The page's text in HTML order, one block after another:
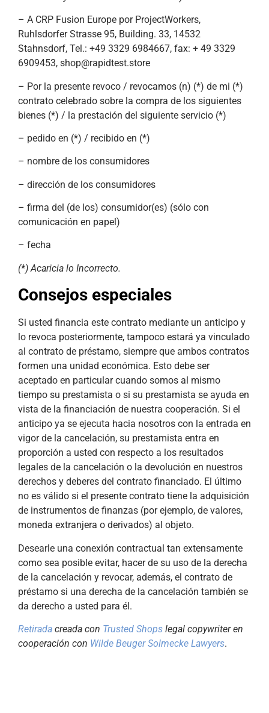
– A CRP Fusion Europe por ProjectWorkers,
Ruhlsdorfer Strasse 95, Building. 33, 14532
Stahnsdorf, Tel.: +49 3329 6984667, fax: + 49 3329
6909453, shop@rapidtest.store
– Por la presente revoco / revocamos (n) (*) de mi (*)
contrato celebrado sobre la compra de los siguientes
bienes (*) / la prestación del siguiente servicio (*)
– pedido en (*) / recibido en (*)
– nombre de los consumidores
– dirección de los consumidores
– firma del (de los) consumidor(es) (sólo con
comunicación en papel)
– fecha
(*) Acaricia lo Incorrecto.
Consejos especiales
Si usted financia este contrato mediante un anticipo y
lo revoca posteriormente, tampoco estará ya vinculado
al contrato de préstamo, siempre que ambos contratos
formen una unidad económica. Esto debe ser
aceptado en particular cuando somos al mismo
tiempo su prestamista o si su prestamista se ayuda en
vista de la financiación de nuestra cooperación. Si el
anticipo ya se ejecuta hacia nosotros con la entrada en
vigor de la cancelación, su prestamista entra en
proporción a usted con respecto a los resultados
legales de la cancelación o la devolución en nuestros
derechos y deberes del contrato financiado. El último
no es válido si el presente contrato tiene la adquisición
de instrumentos de finanzas (por ejemplo, de valores,
moneda extranjera o derivados) al objeto.
Desearle una conexión contractual tan extensamente
como sea posible evitar, hacer de su uso de la derecha
de la cancelación y revocar, además, el contrato de
préstamo si una derecha de la cancelación también se
da derecho a usted para él.
Retirada creada con Trusted Shops legal copywriter en
cooperación con Wilde Beuger Solmecke Lawyers.